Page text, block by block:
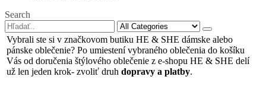
Search
Vybrali ste si v značkovom butiku HE & SHE dámske alebo
pánske oblečenie? Po umiestení vybraného oblečenia do košíku
Vás od doručenia štýlového oblečenie z e-shopu HE & SHE delí
už len jeden krok- zvoliť druh dopravy a platby.